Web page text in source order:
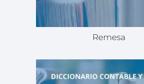
Remesa